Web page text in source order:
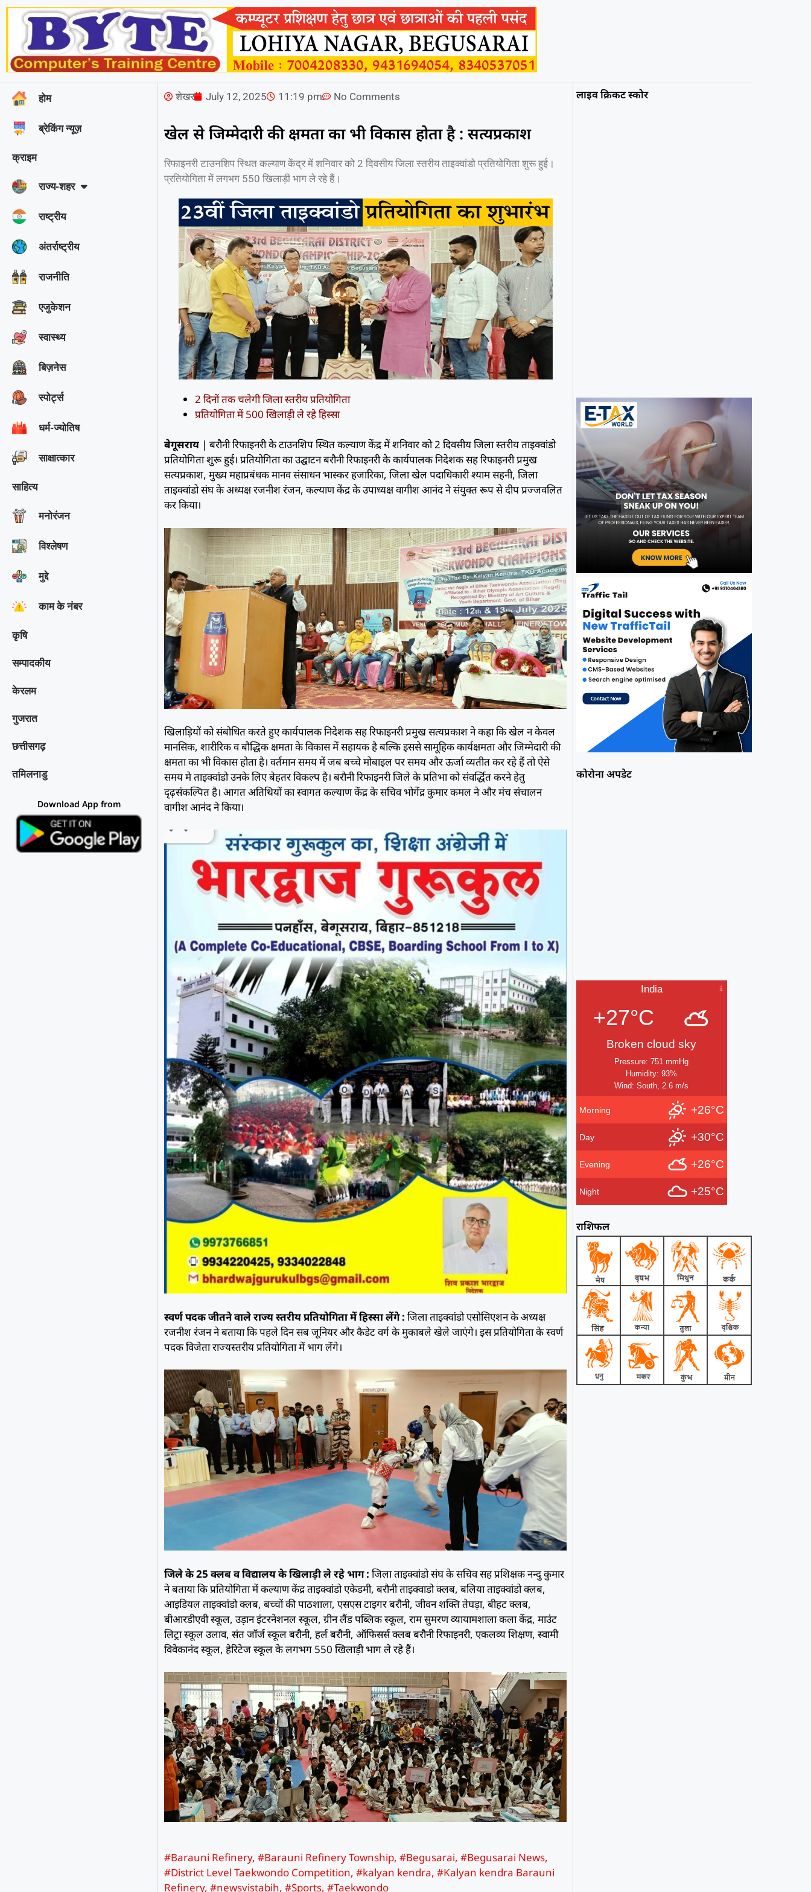
होम
ब्रेकिंग न्यूज़
क्राइम
राज्‍य-शहर
राष्ट्रीय
अंतर्राष्ट्रीय
राजनीति
एजुकेशन
स्वास्थ्य
बिज़नेस
स्पोर्ट्स
धर्म-ज्योतिष
साक्षात्‍कार
साहित्य
मनोरंजन
विश्‍लेषण
मुद्दे
काम के नंबर
कृषि
सम्पादकीय
केरलम
गुजरात
छत्तीसगढ़
तमिलनाडु
Download App from
शेखर July 12, 2025 11:19 pm No Comments
खेल से जिम्मेदारी की क्षमता का भी विकास होता है : सत्यप्रकाश
रिफाइनरी टाउनशिप स्थित कल्याण केंद्र में शनिवार को 2 दिवसीय जिला स्तरीय ताइक्वांडो प्रतियोगिता शुरू हुई।
प्रतियोगिता में लगभग 550 खिलाड़ी भाग ले रहे हैं।
2 दिनों तक चलेगी जिला स्तरीय प्रतियोगिता
प्रतियोगिता में 500 खिलाड़ी ले रहे हिस्सा
बेगूसराय | बरौनी रिफाइनरी के टाउनशिप स्थित कल्याण केंद्र में शनिवार को 2 दिवसीय जिला स्तरीय ताइक्वांडो
प्रतियोगिता शुरू हुई। प्रतियोगिता का उद्घाटन बरौनी रिफाइनरी के कार्यपालक निदेशक सह रिफाइनरी प्रमुख
सत्यप्रकाश, मुख्य महाप्रबंधक मानव संसाधन भास्कर हजारिका, जिला खेल पदाधिकारी श्याम सहनी, जिला
ताइक्वांडो संघ के अध्यक्ष रजनीश रंजन, कल्याण केंद्र के उपाध्यक्ष वागीश आनंद ने संयुक्त रूप से दीप प्रज्जवलित
कर किया।
खिलाड़ियों को संबोधित करते हुए कार्यपालक निदेशक सह रिफाइनरी प्रमुख सत्यप्रकाश ने कहा कि खेल न केवल
मानसिक, शारीरिक व बौद्धिक क्षमता के विकास में सहायक है बल्कि इससे सामूहिक कार्यक्षमता और जिम्मेदारी की
क्षमता का भी विकास होता है। वर्तमान समय में जब बच्चे मोबाइल पर समय और ऊर्जा व्यतीत कर रहे हैं तो ऐसे
समय मे ताइक्वांडो उनके लिए बेहतर विकल्प है। बरौनी रिफाइनरी जिले के प्रतिभा को संवर्द्धित करने हेतु
दृढ़संकल्पित है। आगत अतिथियों का स्वागत कल्याण केंद्र के सचिव भोगेंद्र कुमार कमल ने और मंच संचालन
वागीश आनंद ने किया।
स्वर्ण पदक जीतने वाले राज्य स्तरीय प्रतियोगिता में हिस्सा लेंगे : जिला ताइक्वांडो एसोसिएशन के अध्यक्ष
रजनीश रंजन ने बताया कि पहले दिन सब जूनियर और कैडेट वर्ग के मुकाबले खेले जाएंगे। इस प्रतियोगिता के स्वर्ण
पदक विजेता राज्यस्तरीय प्रतियोगिता में भाग लेंगे।
जिले के 25 क्लब व विद्यालय के खिलाड़ी ले रहे भाग : जिला ताइक्वांडो संघ के सचिव सह प्रशिक्षक नन्दु कुमार
ने बताया कि प्रतियोगिता में कल्याण केंद्र ताइक्वांडो एकेडमी, बरौनी ताइक्वाडो क्लब, बलिया ताइक्वांडो क्लब,
आइडियल ताइक्वांडो क्लब, बच्चों की पाठशाला, एसएस टाइगर बरौनी, जीवन शक्ति तेघड़ा, बीहट क्लब,
बीआरडीएवी स्कूल, उड़ान इंटरनेशनल स्कूल, ग्रीन लैंड पब्लिक स्कूल, राम सुमरण व्यायामशाला कला केंद्र, माउंट
लिट्रा स्कूल उलाव, संत जॉर्ज स्कूल बरौनी, हर्ल बरौनी, ऑफिसर्स क्लब बरौनी रिफाइनरी, एकलव्य शिक्षण, स्वामी
विवेकानंद स्कूल, हेरिटेज स्कूल के लगभग 550 खिलाड़ी भाग ले रहे हैं।
#Barauni Refinery,#Barauni Refinery Township,#Begusarai,#Begusarai News,
#District Level Taekwondo Competition,#kalyan kendra,#Kalyan kendra Barauni
Refinery,#newsvistabih,#Sports,#Taekwondo
लाइव क्रिकट स्कोर
कोरोना अपडेट
India
+27°C
Broken cloud sky
Pressure: 751 mmHg
Humidity: 93%
Wind: South, 2.6 m/s
Morning +26°C
Day +30°C
Evening +26°C
Night +25°C
राशिफल